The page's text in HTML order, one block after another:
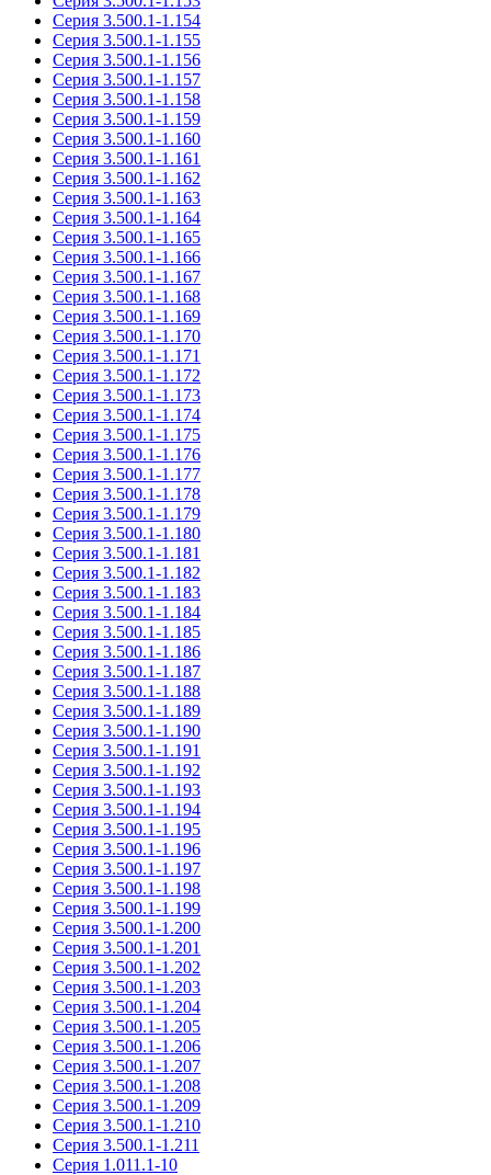
Серия 3.500.1-1.154
Серия 3.500.1-1.155
Серия 3.500.1-1.156
Серия 3.500.1-1.157
Серия 3.500.1-1.158
Серия 3.500.1-1.159
Серия 3.500.1-1.160
Серия 3.500.1-1.161
Серия 3.500.1-1.162
Серия 3.500.1-1.163
Серия 3.500.1-1.164
Серия 3.500.1-1.165
Серия 3.500.1-1.166
Серия 3.500.1-1.167
Серия 3.500.1-1.168
Серия 3.500.1-1.169
Серия 3.500.1-1.170
Серия 3.500.1-1.171
Серия 3.500.1-1.172
Серия 3.500.1-1.173
Серия 3.500.1-1.174
Серия 3.500.1-1.175
Серия 3.500.1-1.176
Серия 3.500.1-1.177
Серия 3.500.1-1.178
Серия 3.500.1-1.179
Серия 3.500.1-1.180
Серия 3.500.1-1.181
Серия 3.500.1-1.182
Серия 3.500.1-1.183
Серия 3.500.1-1.184
Серия 3.500.1-1.185
Серия 3.500.1-1.186
Серия 3.500.1-1.187
Серия 3.500.1-1.188
Серия 3.500.1-1.189
Серия 3.500.1-1.190
Серия 3.500.1-1.191
Серия 3.500.1-1.192
Серия 3.500.1-1.193
Серия 3.500.1-1.194
Серия 3.500.1-1.195
Серия 3.500.1-1.196
Серия 3.500.1-1.197
Серия 3.500.1-1.198
Серия 3.500.1-1.199
Серия 3.500.1-1.200
Серия 3.500.1-1.201
Серия 3.500.1-1.202
Серия 3.500.1-1.203
Серия 3.500.1-1.204
Серия 3.500.1-1.205
Серия 3.500.1-1.206
Серия 3.500.1-1.207
Серия 3.500.1-1.208
Серия 3.500.1-1.209
Серия 3.500.1-1.210
Серия 3.500.1-1.211
Серия 1.011.1-10